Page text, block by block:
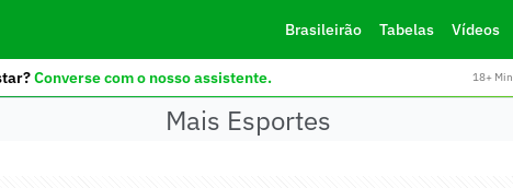
Brasileirão Tabelas Vídeos
Converse com o nosso assistente. 18+
Mais Esportes